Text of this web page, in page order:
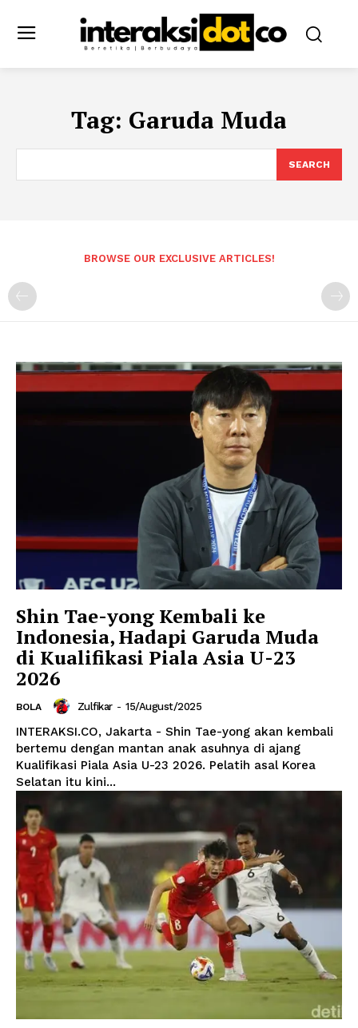
Tag: Garuda Muda
SEARCH
BROWSE OUR EXCLUSIVE ARTICLES!
Shin Tae-yong Kembali ke
Indonesia, Hadapi Garuda Muda
di Kualifikasi Piala Asia U-23
2026
BOLA Zulfikar - 15/August/2025
INTERAKSI.CO, Jakarta - Shin Tae-yong akan kembali
bertemu dengan mantan anak asuhnya di ajang
Kualifikasi Piala Asia U-23 2026. Pelatih asal Korea
Selatan itu kini...